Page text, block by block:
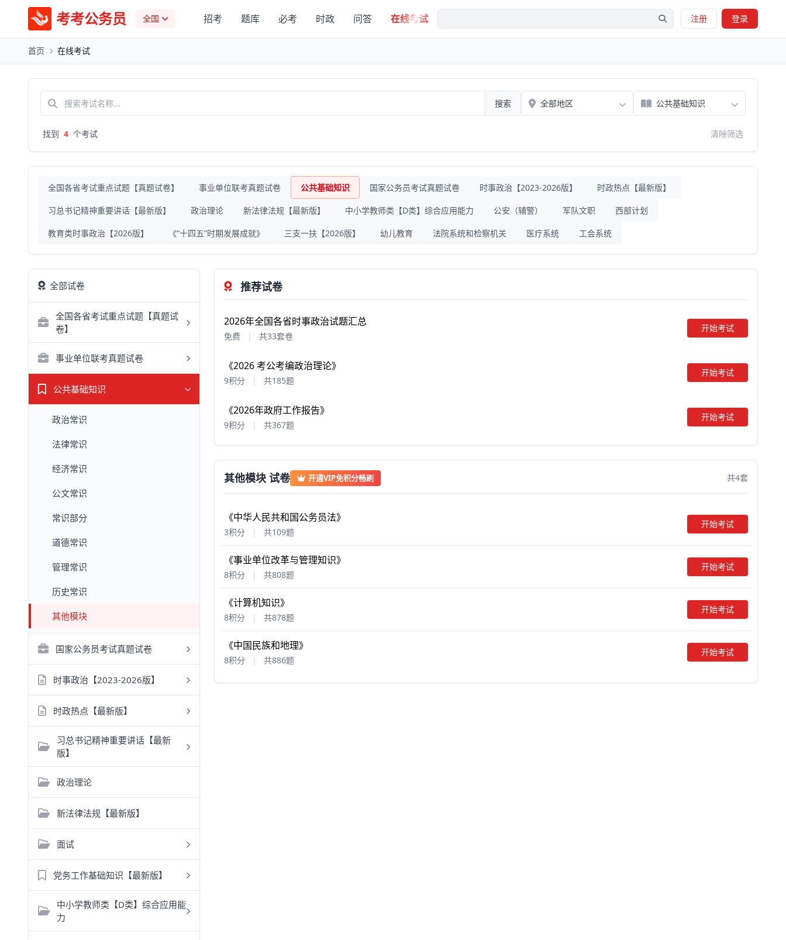
考考公务员 全国 招考 题库 必考 时政 问答 在线考试 注册 登录
首页 在线考试
搜索
找到 4 个考试 清除筛选
全国各省考试重点试题【真题试卷】 事业单位联考真题试卷 公共基础知识 国家公务员考试真题试卷 时事政治【2023-2026版】 时政热点【最新版】
习总书记精神重要讲话【最新版】 政治理论 新法律法规【最新版】 中小学教师类【D类】综合应用能力 公安（辅警） 军队文职 西部计划
教育类时事政治【2026版】 《“十四五”时期发展成就》 三支一扶【2026版】 幼儿教育 法院系统和检察机关 医疗系统 工会系统
全部试卷
全国各省考试重点试题【真题试
卷】
事业单位联考真题试卷
公共基础知识
政治常识
法律常识
经济常识
公文常识
常识部分
道德常识
管理常识
历史常识
其他模块
国家公务员考试真题试卷
时事政治【2023-2026版】
时政热点【最新版】
习总书记精神重要讲话【最新
版】
政治理论
新法律法规【最新版】
面试
党务工作基础知识【最新版】
中小学教师类【D类】综合应用能
力
推荐试卷
2026年全国各省时事政治试题汇总
免费 | 共33套卷
开始考试
《2026 考公考编政治理论》
9积分 | 共185题
开始考试
《2026年政府工作报告》
9积分 | 共367题
开始考试
其他模块 试卷 开通VIP免积分畅刷 共4套
《中华人民共和国公务员法》
3积分 | 共109题
开始考试
《事业单位改革与管理知识》
8积分 | 共808题
开始考试
《计算机知识》
8积分 | 共878题
开始考试
《中国民族和地理》
8积分 | 共886题
开始考试